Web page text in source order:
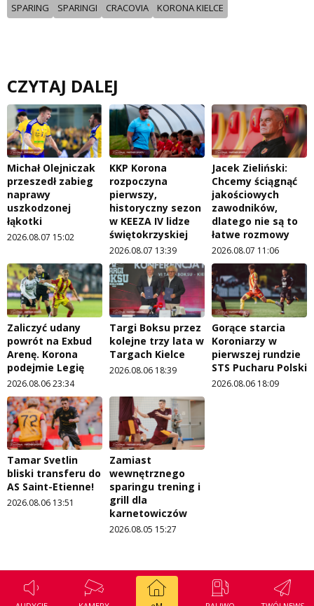
SPARING SPARINGI CRACOVIA KORONA KIELCE
CZYTAJ DALEJ
Michał Olejniczak
przeszedł zabieg
naprawy
uszkodzonej
łąkotki
2026.08.07 15:02
KKP Korona
rozpoczyna
pierwszy,
historyczny sezon
w KEEZA IV lidze
świętokrzyskiej
2026.08.07 13:39
Jacek Zieliński:
Chcemy ściągnąć
jakościowych
zawodników,
dlatego nie są to
łatwe rozmowy
2026.08.07 11:06
Zaliczyć udany
powrót na Exbud
Arenę. Korona
podejmie Legię
2026.08.06 23:34
Targi Boksu przez
kolejne trzy lata w
Targach Kielce
2026.08.06 18:39
Gorące starcia
Koroniarzy w
pierwszej rundzie
STS Pucharu Polski
2026.08.06 18:09
Tamar Svetlin
bliski transferu do
AS Saint-Etienne!
2026.08.06 13:51
Zamiast
wewnętrznego
sparingu trening i
grill dla
karnetowiczów
2026.08.05 15:27